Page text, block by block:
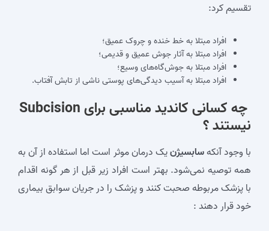
تقسیم کرد:
افراد مبتلا به خط خنده و چروک عمیق؛
افراد مبتلا به آثار جوش عمیق و قدیمی؛
افراد مبتلا به جوش‌گاه‌های وسیع؛
افراد مبتلا به آسیب دیدگی‌های پوستی ناشی از تابش آفتاب.
چه کسانی کاندید مناسبی برای Subcision
نیستند ؟
با وجود آنکهسابسیژنیک درمان موثر است اما استفاده از آن به
همه توصیه نمی‌شود. بهتر است افراد زیر قبل از هر گونه اقدام
با پزشک مربوطه صحبت کنند و پزشک را در جریان سوابق بیماری
خود قرار دهند :